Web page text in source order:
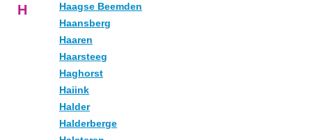
H
Haagse Beemden
Haansberg
Haaren
Haarsteeg
Haghorst
Haiink
Halder
Halderberge